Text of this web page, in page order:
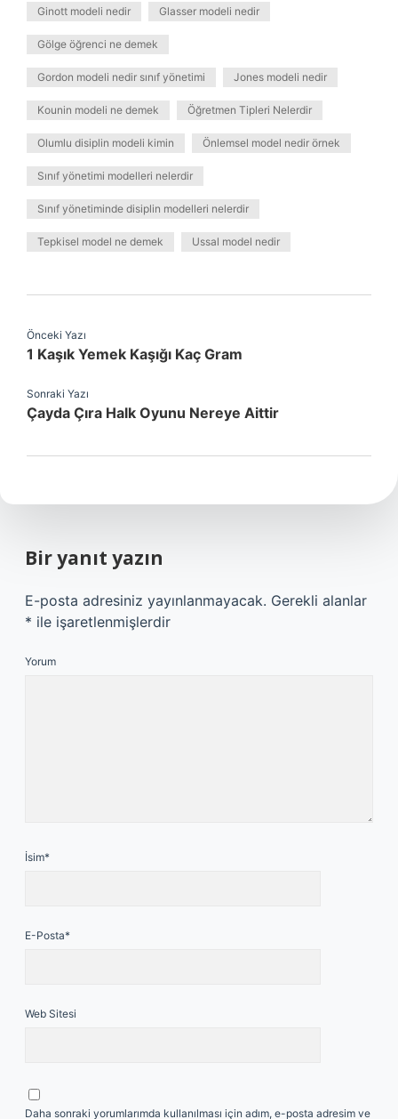
Ginott modeli nedir Glasser modeli nedir
Gölge öğrenci ne demek
Gordon modeli nedir sınıf yönetimi Jones modeli nedir
Kounin modeli ne demek Öğretmen Tipleri Nelerdir
Olumlu disiplin modeli kimin Önlemsel model nedir örnek
Sınıf yönetimi modelleri nelerdir
Sınıf yönetiminde disiplin modelleri nelerdir
Tepkisel model ne demek Ussal model nedir
Önceki Yazı
1 Kaşık Yemek Kaşığı Kaç Gram
Sonraki Yazı
Çayda Çıra Halk Oyunu Nereye Aittir
Bir yanıt yazın
E-posta adresiniz yayınlanmayacak. Gerekli alanlar
* ile işaretlenmişlerdir
Yorum
İsim*
E-Posta*
Web Sitesi
Daha sonraki yorumlarımda kullanılması için adım, e-posta adresim ve